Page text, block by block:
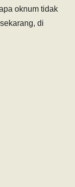
oknum tidak
di